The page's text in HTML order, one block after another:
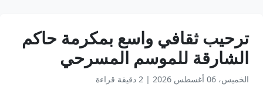
ترحيب ثقافي واسع بمكرمة حاكم
الشارقة للموسم المسرحي
الخميس، 06 أغسطس 2026 | 2 دقيقة قراءة